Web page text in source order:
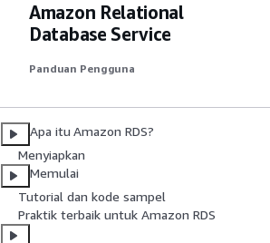
Amazon Relational
Database Service
Panduan Pengguna
Apa itu Amazon RDS?
Menyiapkan
Memulai
Tutorial dan kode sampel
Praktik terbaik untuk Amazon RDS